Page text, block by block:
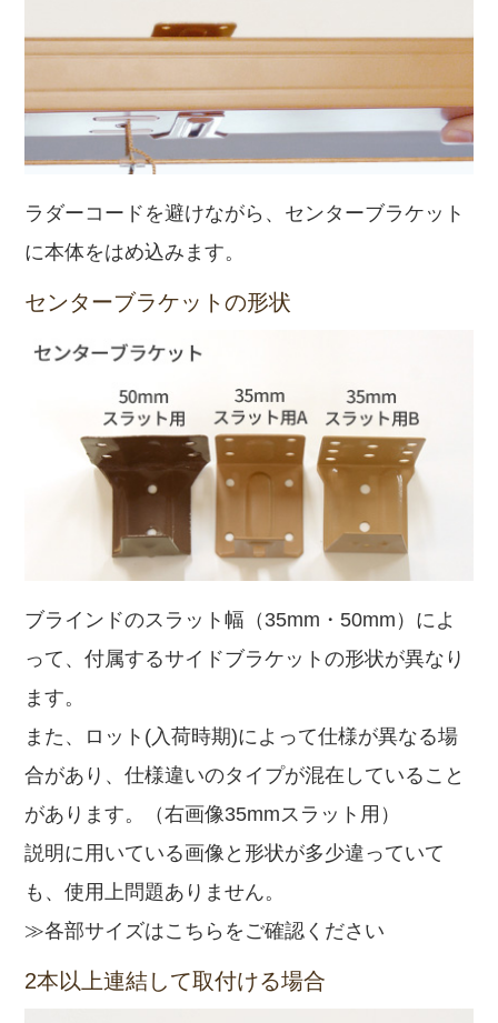
ラダーコードを避けながら、センターブラケット
に本体をはめ込みます。
センターブラケットの形状
ブラインドのスラット幅（35mm・50mm）によ
って、付属するサイドブラケットの形状が異なり
ます。
また、ロット(入荷時期)によって仕様が異なる場
合があり、仕様違いのタイプが混在していること
があります。（右画像35mmスラット用）
説明に用いている画像と形状が多少違っていて
も、使用上問題ありません。
≫各部サイズはこちらをご確認ください
2本以上連結して取付ける場合